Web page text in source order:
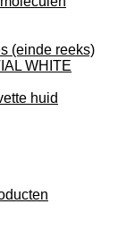
(einde reeks)
WHITE
huid